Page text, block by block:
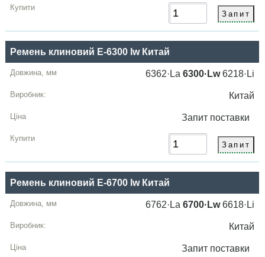
Ремень клиновий E-6300 lw Китай
6362·La6300·Lw6218·Li
Китай
Запит поставки
Ремень клиновий E-6700 lw Китай
6762·La6700·Lw6618·Li
Китай
Запит поставки